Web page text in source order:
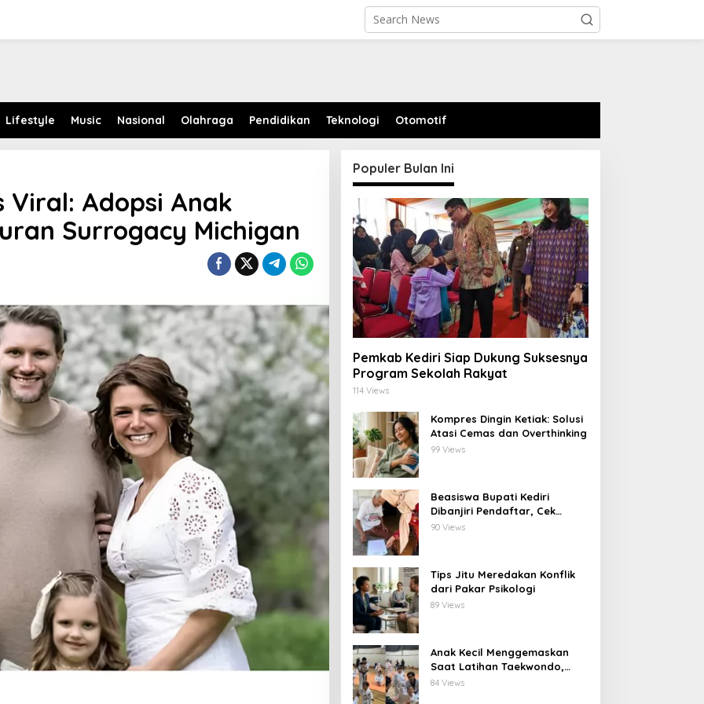
Lifestyle Music Nasional Olahraga Pendidikan Teknologi Otomotif
Viral: Adopsi Anak
Surrogacy Michigan
Populer Bulan Ini
Pemkab Kediri Siap Dukung Suksesnya
Program Sekolah Rakyat
114 Views
Kompres Dingin Ketiak: Solusi
Atasi Cemas dan Overthinking
99 Views
Beasiswa Bupati Kediri
Dibanjiri Pendaftar, Cek
Langsung ke Rumah untuk
90 Views
Tips Jitu Meredakan Konflik
dari Pakar Psikologi
89 Views
Anak Kecil Menggemaskan
Saat Latihan Taekwondo,
Netizen Terhibur
84 Views